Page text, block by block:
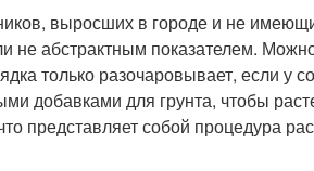
выросших в городе и не
не абстрактным показателем.
только разочаровывает, если у
добавками для грунта, чтобы
представляет собой процедура